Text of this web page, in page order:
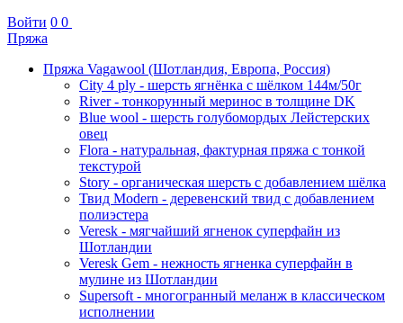
Войти 0 0
Пряжа
Пряжа Vagawool (Шотландия, Европа, Россия)
City 4 ply - шерсть ягнёнка с шёлком 144м/50г
River - тонкорунный меринос в толщине DK
Blue wool - шерсть голубомордых Лейстерских
овец
Flora - натуральная, фактурная пряжа с тонкой
текстурой
Story - органическая шерсть с добавлением шёлка
Твид Modern - деревенский твид с добавлением
полиэстера
Veresk - мягчайший ягненок суперфайн из
Шотландии
Veresk Gem - нежность ягненка суперфайн в
мулине из Шотландии
Supersoft - многогранный меланж в классическом
исполнении